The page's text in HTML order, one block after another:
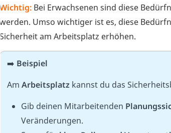
Wichtig: Bei Erwachsenen sind diese
werden. Umso wichtiger ist es, diese
Sicherheit am Arbeitsplatz erhöhen.
➡️ Beispiel
Am Arbeitsplatz kannst du das
Gib deinen Mitarbeitenden
Veränderungen.